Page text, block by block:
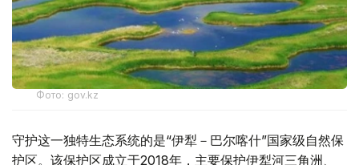
Фото: gov.kz
守护这一独特生态系统的是“伊犁－巴尔喀什”国家级自然保
护区。该保护区成立于2018年，主要保护伊犁河三角洲、